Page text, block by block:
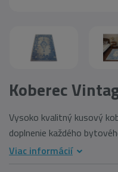
Koberec
Vysoko kvalitný kusový
doplnenie každého
Viac informácií